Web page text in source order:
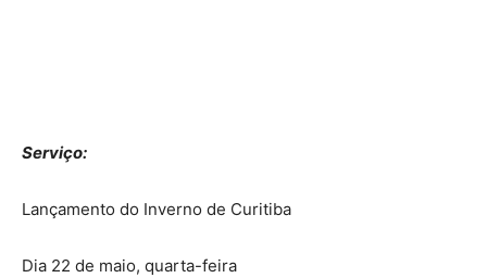
Serviço:
Lançamento do Inverno de Curitiba
Dia 22 de maio, quarta-feira